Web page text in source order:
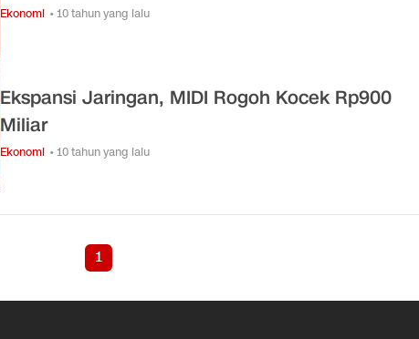
Ekonomi • 10 tahun yang lalu
Ekspansi Jaringan, MIDI Rogoh Kocek Rp900
Miliar
Ekonomi • 10 tahun yang lalu
1